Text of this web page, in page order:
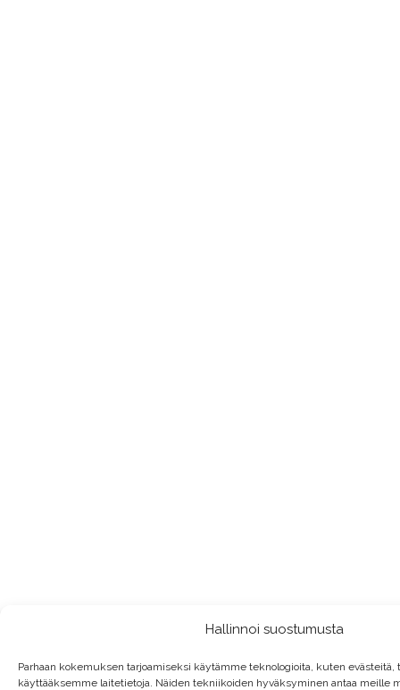
Hallinnoi suostumusta
Parhaan kokemuksen tarjoamiseksi käytämme teknologioita, kuten
käyttääksemme laitetietoja. Näiden tekniikoiden hyväksyminen antaa meille